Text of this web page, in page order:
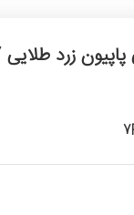
زرد طلایی 7 پارچه